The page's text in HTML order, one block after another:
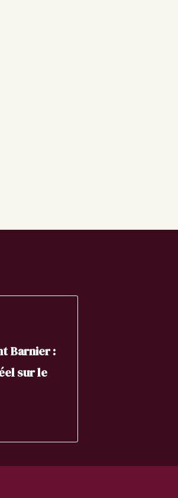
Barnier :
sur le